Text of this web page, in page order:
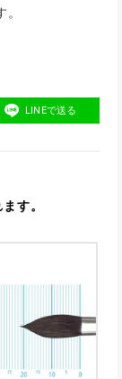
LINEで送る
す。